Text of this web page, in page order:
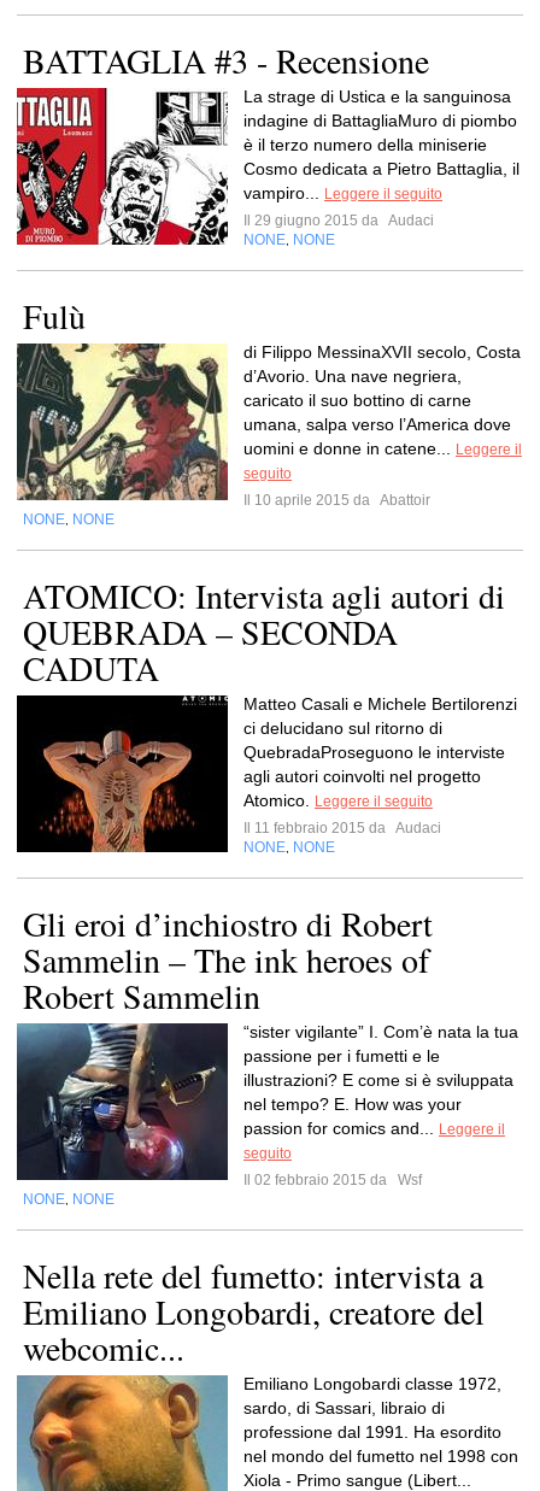
BATTAGLIA #3 - Recensione
La strage di Ustica e la sanguinosa
indagine di BattagliaMuro di piombo
è il terzo numero della miniserie
Cosmo dedicata a Pietro Battaglia, il
vampiro...
Leggere il seguito
Il 29 giugno 2015 da Audaci
NONE NONE
Fulù
di Filippo MessinaXVII secolo, Costa
d’Avorio. Una nave negriera,
caricato il suo bottino di carne
umana, salpa verso l’America dove
uomini e donne in catene...
Leggere il
seguito
Il 10 aprile 2015 da Abattoir
NONE NONE
ATOMICO: Intervista agli autori di
QUEBRADA – SECONDA
CADUTA
Matteo Casali e Michele Bertilorenzi
ci delucidano sul ritorno di
QuebradaProseguono le interviste
agli autori coinvolti nel progetto
Atomico.
Leggere il seguito
Il 11 febbraio 2015 da Audaci
NONE NONE
Gli eroi d’inchiostro di Robert
Sammelin – The ink heroes of
Robert Sammelin
“sister vigilante” I. Com’è nata la tua
passione per i fumetti e le
illustrazioni? E come si è sviluppata
nel tempo? E. How was your
passion for comics and...
Leggere il
seguito
Il 02 febbraio 2015 da
Wsf
NONE NONE
Nella rete del fumetto: intervista a
Emiliano Longobardi, creatore del
webcomic...
Emiliano Longobardi classe 1972,
sardo, di Sassari, libraio di
professione dal 1991. Ha esordito
nel mondo del fumetto nel 1998 con
Xiola - Primo sangue (Libert...